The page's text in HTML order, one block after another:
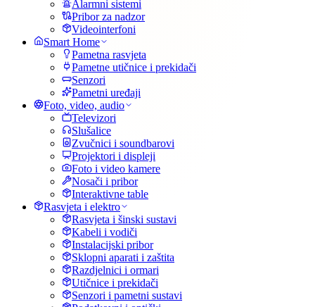
Alarmni sistemi
Pribor za nadzor
Videointerfoni
Smart Home
Pametna rasvjeta
Pametne utičnice i prekidači
Senzori
Pametni uređaji
Foto, video, audio
Televizori
Slušalice
Zvučnici i soundbarovi
Projektori i displeji
Foto i video kamere
Nosači i pribor
Interaktivne table
Rasvjeta i elektro
Rasvjeta i šinski sustavi
Kabeli i vodiči
Instalacijski pribor
Sklopni aparati i zaštita
Razdjelnici i ormari
Utičnice i prekidači
Senzori i pametni sustavi